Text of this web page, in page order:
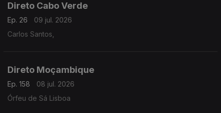
Direto Cabo Verde
Ep. 26
09 jul. 2026
Carlos Santos,
Direto Moçambique
Ep. 158
08 jul. 2026
Órfeu de Sá Lisboa